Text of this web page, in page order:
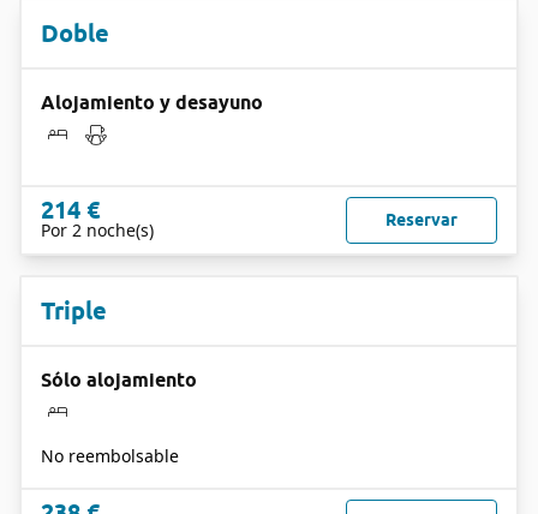
Doble
Alojamiento y desayuno
214 €
Por 2 noche(s) Reservar
Triple
Sólo alojamiento
No reembolsable